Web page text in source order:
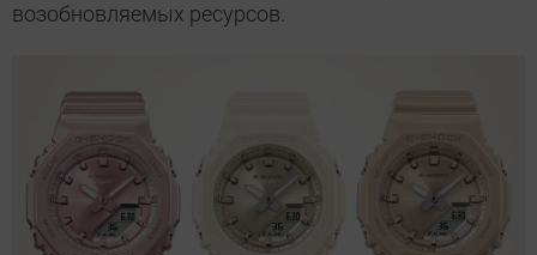
возобновляемых ресурсов.